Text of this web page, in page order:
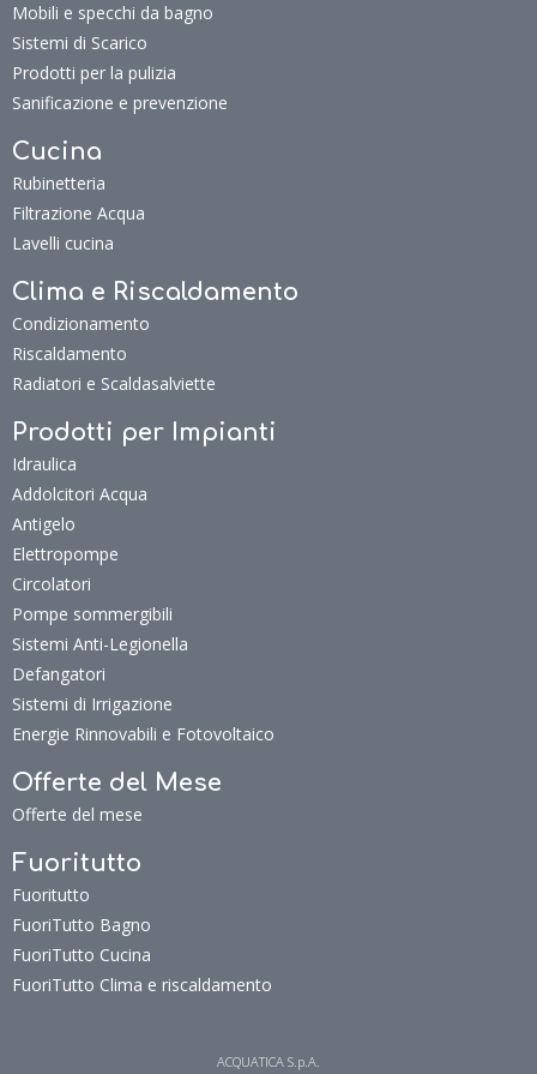
Mobili e specchi da bagno
Sistemi di Scarico
Prodotti per la pulizia
Sanificazione e prevenzione
Cucina
Rubinetteria
Filtrazione Acqua
Lavelli cucina
Clima e Riscaldamento
Condizionamento
Riscaldamento
Radiatori e Scaldasalviette
Prodotti per Impianti
Idraulica
Addolcitori Acqua
Antigelo
Elettropompe
Circolatori
Pompe sommergibili
Sistemi Anti-Legionella
Defangatori
Sistemi di Irrigazione
Energie Rinnovabili e Fotovoltaico
Offerte del Mese
Offerte del mese
Fuoritutto
Fuoritutto
FuoriTutto Bagno
FuoriTutto Cucina
FuoriTutto Clima e riscaldamento
ACQUATICA S.p.A.